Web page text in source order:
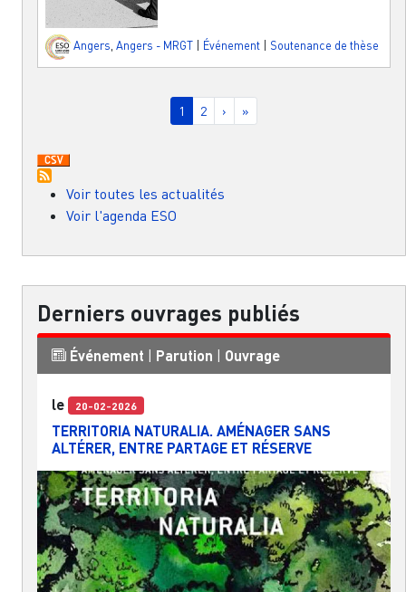
Angers Angers - MRGT Événement Soutenance de thèse
Page courante
1 Page
2 Page suivante
› Dernière page
»
Voir toutes les actualités
Voir l'agenda ESO
Derniers ouvrages publiés
Événement | Parution | Ouvrage
le 20-02-2026
TERRITORIA NATURALIA. AMÉNAGER SANS
ALTÉRER, ENTRE PARTAGE ET RÉSERVE